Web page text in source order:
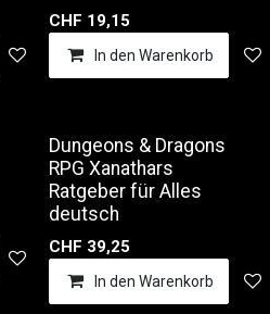
Auf die Wunschliste
CHF 19,15
In den Warenkorb
Auf die Wunschliste
Dungeons & Dragons
RPG Xanathars
Ratgeber für Alles
deutsch
CHF 39,25
In den Warenkorb